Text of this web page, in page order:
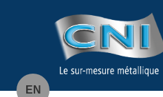
EN